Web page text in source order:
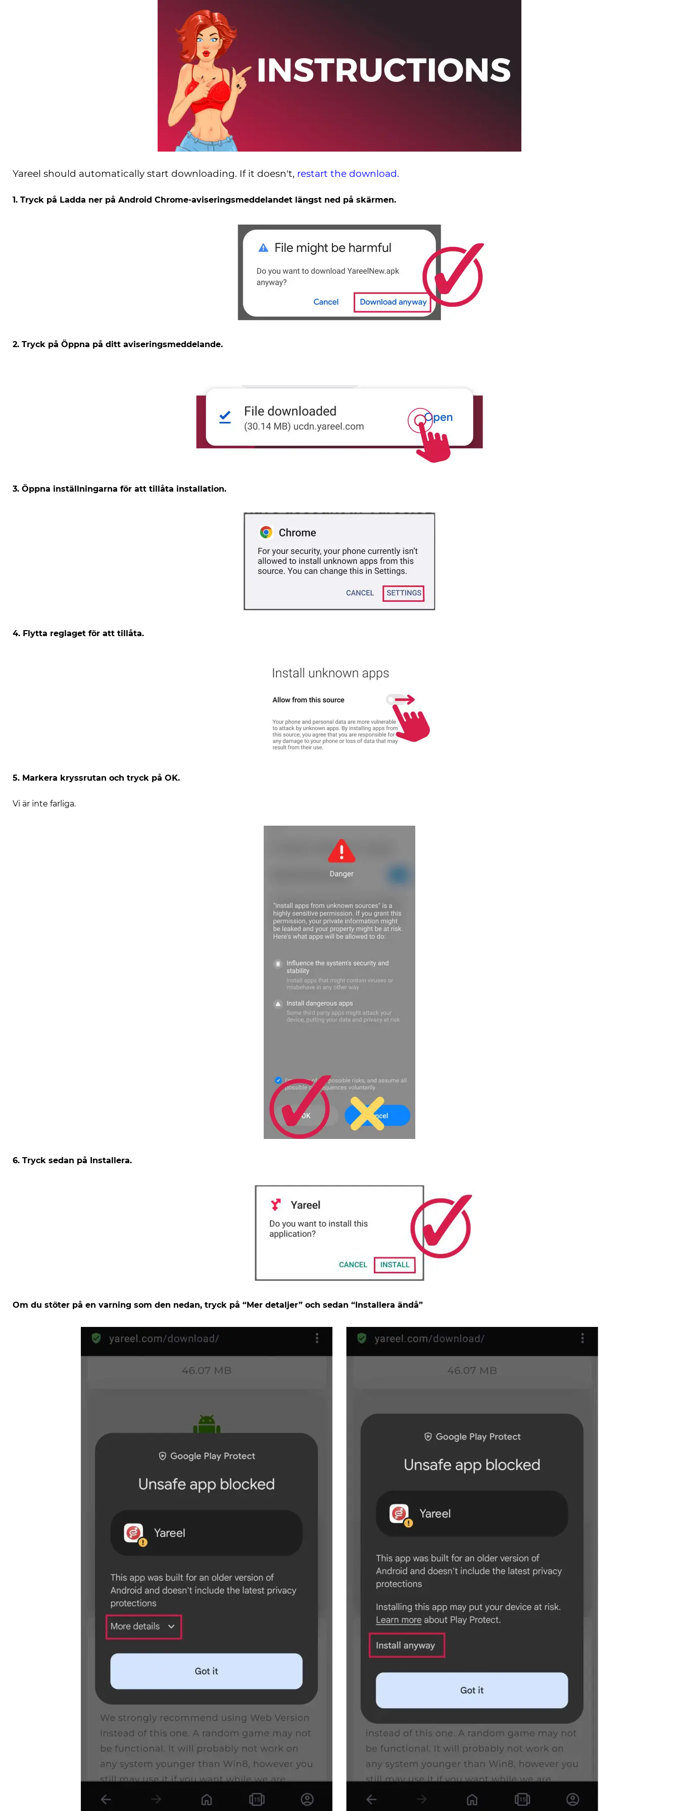
Yareel should automatically start downloading. If it doesn't, restart the download.
1. Tryck på Ladda ner på Android Chrome-aviseringsmeddelandet längst ned på skärmen.
2. Tryck på Öppna på ditt aviseringsmeddelande.
3. Öppna inställningarna för att tillåta installation.
4. Flytta reglaget för att tillåta.
5. Markera kryssrutan och tryck på OK.
Vi är inte farliga.
6. Tryck sedan på Installera.
Om du stöter på en varning som den nedan, tryck på “Mer detaljer” och sedan “Installera ändå”